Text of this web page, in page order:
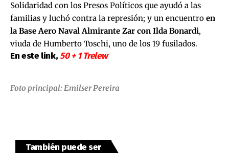
Solidaridad con los Presos Políticos que ayudó a las
familias y luchó contra la represión; y un encuentro en
la Base Aero Naval Almirante Zar con Ilda Bonardi,
viuda de Humberto Toschi, uno de los 19 fusilados.
En este link,50 + 1 Trelew
Foto principal: Emilser Pereira
También puede ser